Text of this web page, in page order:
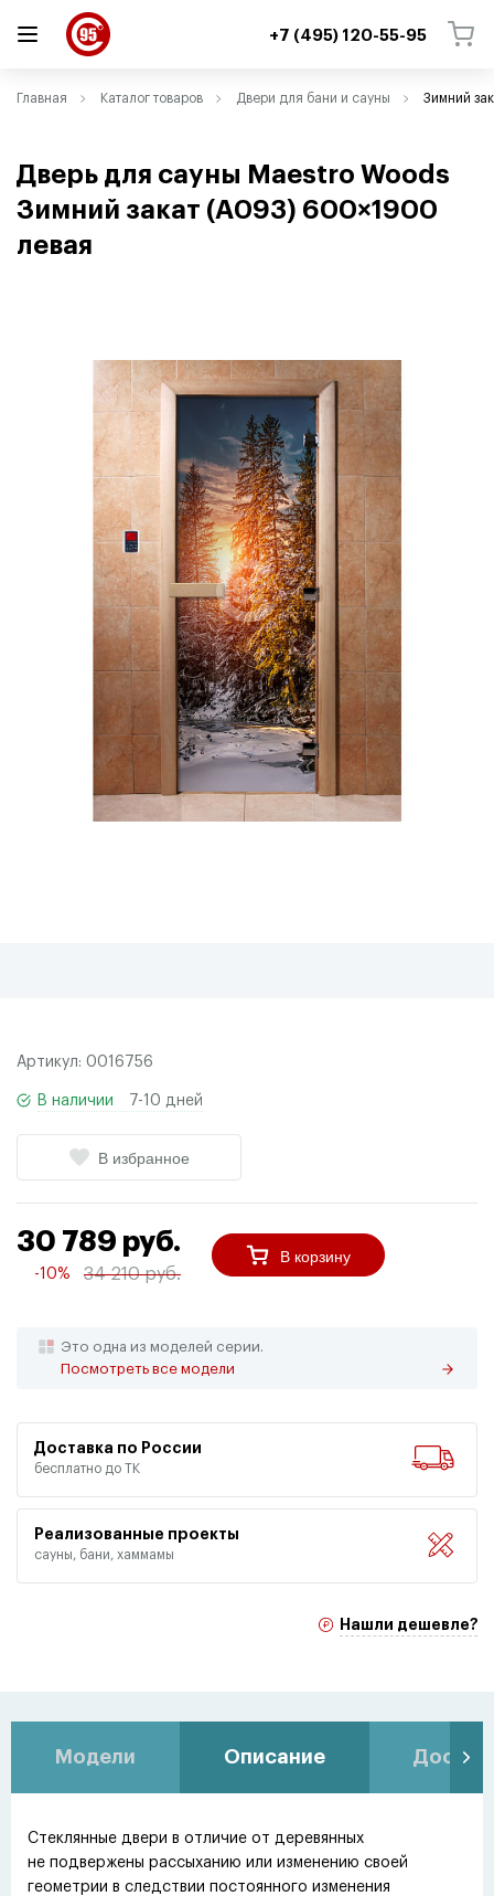
+7 (495) 120-55-95
Главная Каталог товаров Двери для бани и сауны Зимний
Дверь для сауны Maestro Woods
Зимний закат (A093) 600×1900
левая
Артикул: 0016756
В наличии 7-10 дней
В избранное
30 789 руб.
-10% 34 210 руб.
В корзину
Это одна из моделей серии.
Посмотреть все модели
Доставка по России
бесплатно до ТК
Реализованные проекты
сауны, бани, хаммамы
Нашли дешевле?
Модели Описание
Стеклянные двери в отличие от деревянных
не подвержены рассыханию или изменению своей
геометрии в следствии постоянного изменения
ВЕРНУТЬСЯ
ВЕРНУТЬСЯ